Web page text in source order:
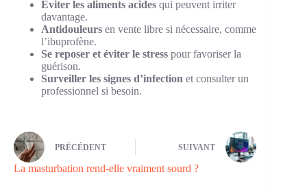
Éviter les aliments acides qui peuvent irriter
davantage.
Antidouleurs en vente libre si nécessaire, comme
l’ibuprofène.
Se reposer et éviter le stress pour favoriser la
guérison.
Surveiller les signes d’infection et consulter un
professionnel si besoin.
PRÉCÉDENT SUIVANT
La masturbation rend-elle vraiment sourd ?